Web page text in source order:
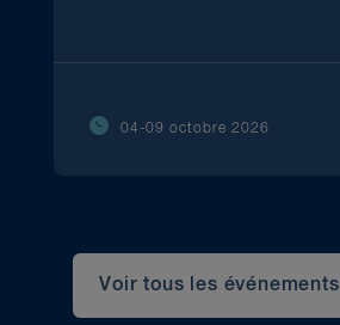
04-09 octobre 2026
Voir tous les